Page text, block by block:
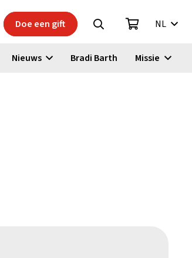
Doe een gift NL
Nieuws Bradi Barth Missie